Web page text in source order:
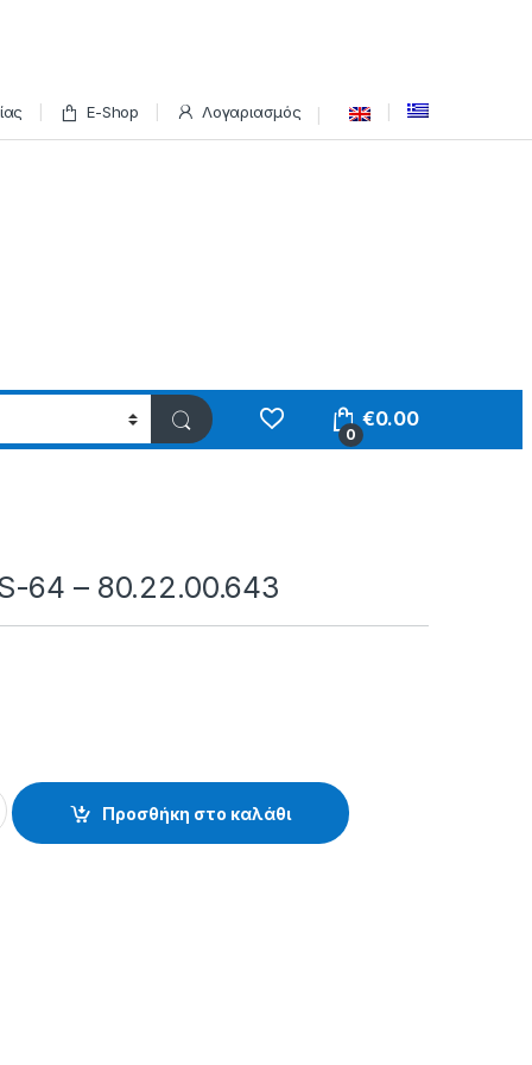
E-Shop Λογαριασμός
0
€0.00
64 – 80.22.00.643
quantity
Προσθήκη στο καλάθι